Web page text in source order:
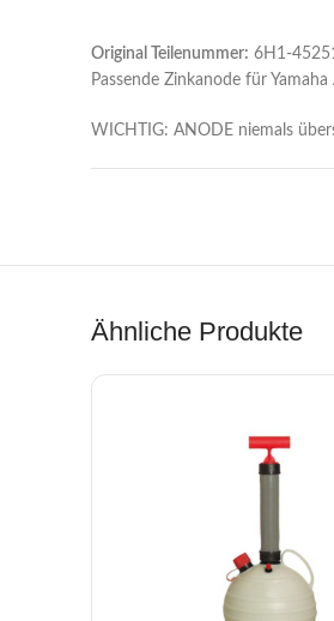
Original Teilenummer: 6H1-
Passende Zinkanode für
WICHTIG: ANODE niemals
Ähnliche Produkte